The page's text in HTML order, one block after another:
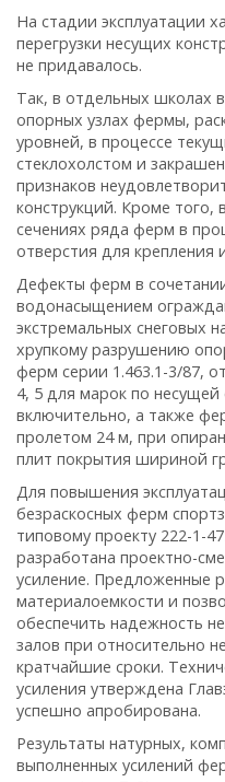
На стадии эксплуатации
перегрузки несущих
не придавалось.
Так, в отдельных школах
опорных узлах фермы,
уровней, в процессе
стеклохолстом и
признаков
конструкций. Кроме того,
сечениях ряда ферм в
отверстия для крепления
Дефекты ферм в
водонасыщением
экстремальных снеговых
хрупкому разрушению
ферм серии 1.463.1-3/87,
4, 5 для марок по
включительно, а также
пролетом 24 м, при
плит покрытия шириной
Для повышения
безраскосных ферм
типовому проекту 222-1-
разработана проектно-
усиление. Предложенные
материалоемкости и
обеспечить надежность
залов при относительно
кратчайшие сроки.
усиления утверждена
успешно апробирована.
Результаты натурных,
выполненных усилений